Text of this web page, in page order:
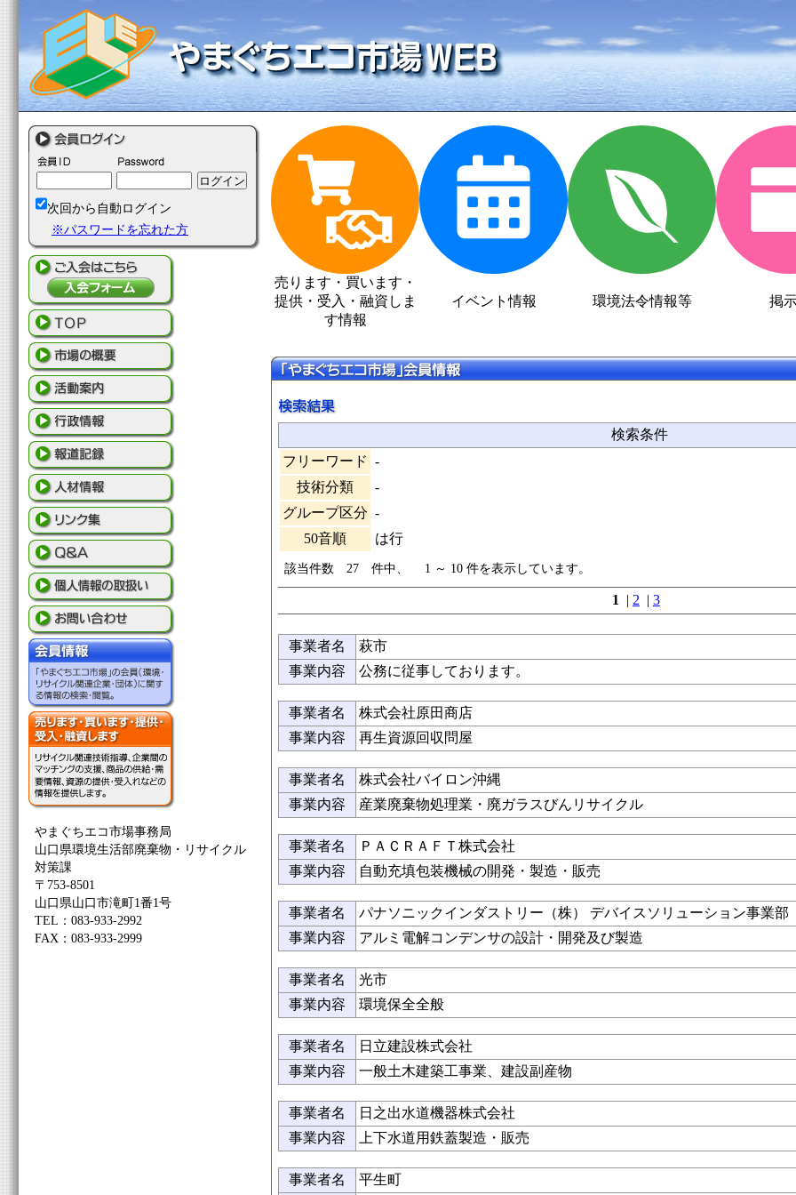
次回から自動ログイン
※パスワードを忘れた方
やまぐちエコ市場事務局
山口県環境生活部廃棄物・リサイクル
対策課
〒753-8501
山口県山口市滝町1番1号
TEL：083-933-2992
FAX：083-933-2999
売ります・買います・
提供・受入・融資しま
す情報
イベント情報 環境法令情報等 掲
検索条件
フリーワード -
技術分類
-
グループ区分 -
50音順
は行
該当件数 27 件中、 1 ～ 10 件を表示しています。
1 | 2 | 3
事業者名
萩市
事業内容
公務に従事しております。
事業者名
株式会社原田商店
事業内容
再生資源回収問屋
事業者名
株式会社バイロン沖縄
事業内容
産業廃棄物処理業・廃ガラスびんリサイクル
事業者名
ＰＡＣＲＡＦＴ株式会社
事業内容
自動充填包装機械の開発・製造・販売
事業者名
パナソニックインダストリー（株） デバイスソリューション事業部
事業内容
アルミ電解コンデンサの設計・開発及び製造
事業者名
光市
事業内容
環境保全全般
事業者名
日立建設株式会社
事業内容
一般土木建築工事業、建設副産物
事業者名
日之出水道機器株式会社
事業内容
上下水道用鉄蓋製造・販売
事業者名 平生町